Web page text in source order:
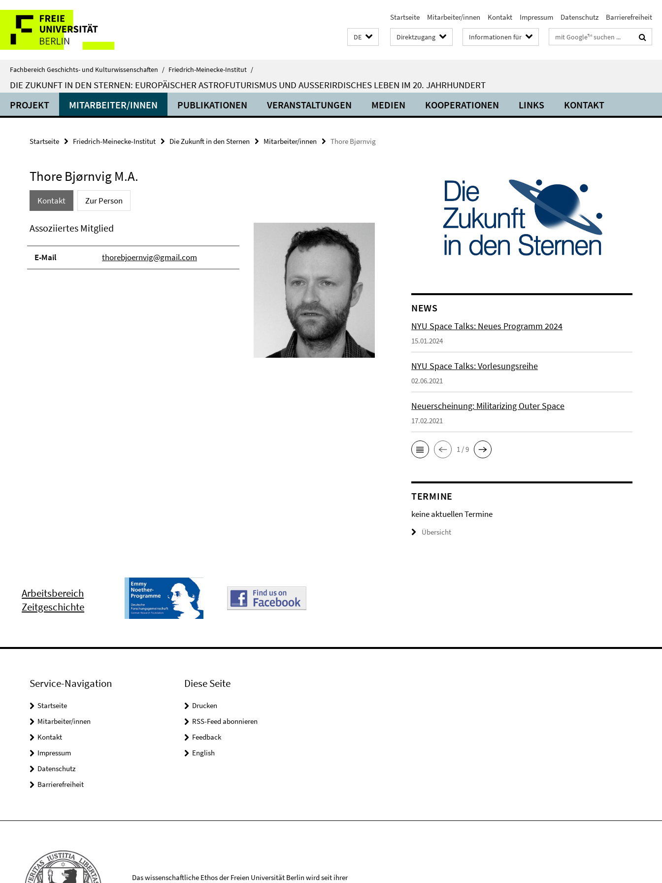
direkt
Inhalt
Service-
Navigation
Startseite Mitarbeiter/innen Kontakt Impressum Datenschutz Barrierefreiheit
DE Direktzugang Informationen für Suchbegriffe
Fachbereich Geschichts- und Kulturwissenschaften / Friedrich-Meinecke-Institut /
DIE ZUKUNFT IN DEN STERNEN: EUROPÄISCHER ASTROFUTURISMUS UND AUSSERIRDISCHES LEBEN IM 20. JAHRHUNDERT
PROJEKT MITARBEITER/INNEN PUBLIKATIONEN VERANSTALTUNGEN MEDIEN KOOPERATIONEN LINKS KONTAKT
Startseite Friedrich-Meinecke-Institut Die Zukunft in den Sternen Mitarbeiter/innen Thore Bjørnvig
Thore Bjørnvig M.A.
Kontakt Zur Person
Assoziiertes Mitglied
E-Mail thorebjoernvig@gmail.com
NEWS
NYU Space Talks: Neues Programm 2024
15.01.2024
NYU Space Talks: Vorlesungsreihe
02.06.2021
Neuerscheinung: Militarizing Outer Space
17.02.2021
1 / 9
TERMINE
keine aktuellen Termine
Übersicht
Arbeitsbereich
Zeitgeschichte
Service-Navigation
Startseite
Mitarbeiter/innen
Kontakt
Impressum
Datenschutz
Barrierefreiheit
Diese Seite
Drucken
RSS-Feed abonnieren
Feedback
English
Das wissenschaftliche Ethos der Freien Universität Berlin wird seit ihrer